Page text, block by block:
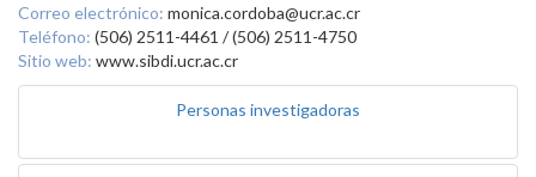
Correo electrónico: monica.cordoba@ucr.ac.cr
Teléfono: (506) 2511-4461 / (506) 2511-4750
Sitio web: www.sibdi.ucr.ac.cr
Personas investigadoras